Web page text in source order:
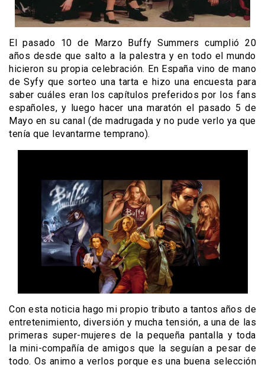
El pasado 10 de Marzo Buffy Summers cumplió 20
años desde que salto a la palestra y en todo el mundo
hicieron su propia celebración. En España vino de mano
de Syfy que sorteo una tarta e hizo una encuesta para
saber cuáles eran los capítulos preferidos por los fans
españoles, y luego hacer una maratón el pasado 5 de
Mayo en su canal (de madrugada y no pude verlo ya que
tenía que levantarme temprano).
Con esta noticia hago mi propio tributo a tantos años de
entretenimiento, diversión y mucha tensión, a una de las
primeras super-mujeres de la pequeña pantalla y toda
la mini-compañía de amigos que la seguían a pesar de
todo. Os animo a verlos porque es una buena selección